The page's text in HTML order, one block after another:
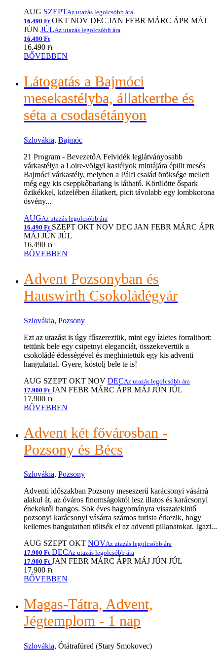
AUG SZEPTAz utazás legolcsóbb ára
16.490 Ft OKT NOV DEC JAN FEBR MÁRC ÁPR MÁJ
JÚN JÚLAz utazás legolcsóbb ára
16.490 Ft
16.490 Ft
BŐVEBBEN
Látogatás a Bajmóci
mesekastélyba, állatkertbe és
séta a csodasétányon
Szlovákia, Bajmóc
21 Program - BevezetőA Felvidék leglátványosabb
várkastélya a Loire-völgyi kastélyok mintájára épült mesés
Bajmóci várkastély, melyben a Pálfi család öröksége mellett
még egy kis cseppkőbarlang is látható. Körülötte őspark
őzikékkel, közelében állatkert, picit távolabb egy lombkorona
ösvény...
AUGAz utazás legolcsóbb ára
16.490 Ft SZEPT OKT NOV DEC JAN FEBR MÁRC ÁPR
MÁJ JÚN JÚL
16.490 Ft
BŐVEBBEN
Advent Pozsonyban és
Hauswirth Csokoládégyár
Szlovákia, Pozsony
Ezt az utazást is úgy fűszereztük, mint egy ízletes forraltbort:
tettünk bele egy csipetnyi eleganciát, összekevertük a
csokoládé édességével és meghintettük egy kis adventi
hangulattal. Gyere, kóstolj bele te is!
AUG SZEPT OKT NOV DECAz utazás legolcsóbb ára
17.900 Ft JAN FEBR MÁRC ÁPR MÁJ JÚN JÚL
17.900 Ft
BŐVEBBEN
Advent két fővárosban -
Pozsony és Bécs
Szlovákia, Pozsony
Adventi időszakban Pozsony meseszerű karácsonyi vásárrá
alakul át, az óváros finomságoktól lesz illatos és karácsonyi
énekektől hangos. Sok éves hagyományra visszatekintő
pozsonyi karácsonyi vásárra számos turista érkezik, hogy
kellemes hangulatban töltsék el az adventi pillanatokat. Igazi...
AUG SZEPT OKT NOVAz utazás legolcsóbb ára
17.900 Ft DECAz utazás legolcsóbb ára
17.900 Ft JAN FEBR MÁRC ÁPR MÁJ JÚN JÚL
17.900 Ft
BŐVEBBEN
Magas-Tátra, Advent,
Jégtemplom - 1 nap
Szlovákia, Ótátrafüred (Stary Smokovec)